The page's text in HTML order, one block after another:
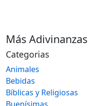
Más Adivinanzas
Categorias
Animales
Bebidas
Bíblicas y Religiosas
Buenísimas